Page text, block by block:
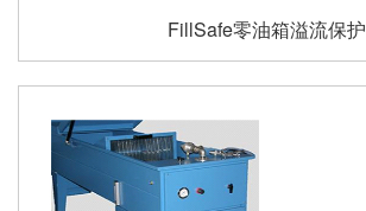
FillSafe零油箱溢流保护